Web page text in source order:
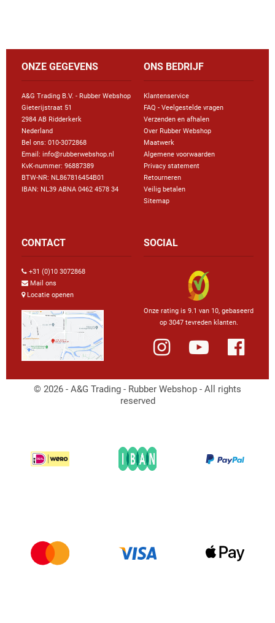
ONZE GEGEVENS
A&G Trading B.V. - Rubber Webshop
Gieterijstraat 51
2984 AB Ridderkerk
Nederland
Bel ons: 010-3072868
Email: info@rubberwebshop.nl
KvK-nummer: 96887389
BTW-NR: NL867816454B01
IBAN: NL39 ABNA 0462 4578 34
ONS BEDRIJF
Klantenservice
FAQ - Veelgestelde vragen
Verzenden en afhalen
Over Rubber Webshop
Maatwerk
Algemene voorwaarden
Privacy statement
Retourneren
Veilig betalen
Sitemap
CONTACT
+31 (0)10 3072868
Mail ons
Locatie openen
SOCIAL
Onze rating is 9.1 van 10, gebaseerd
op 3047 tevreden klanten.
© 2026 - A&G Trading - Rubber Webshop - All rights
reserved